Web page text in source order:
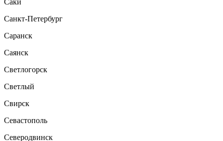
Саки
Санкт-Петербург
Саранск
Саянск
Светлогорск
Светлый
Свирск
Севастополь
Северодвинск